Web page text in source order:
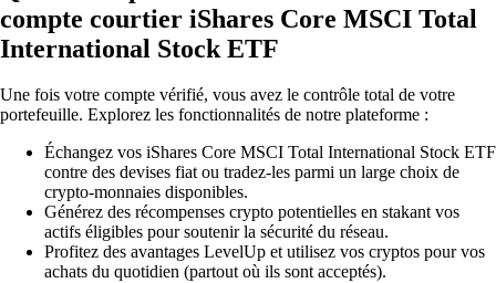
compte courtier iShares Core MSCI Total
International Stock ETF
Une fois votre compte vérifié, vous avez le contrôle total de votre
portefeuille. Explorez les fonctionnalités de notre plateforme :
Échangez vos iShares Core MSCI Total International Stock ETF
contre des devises fiat ou tradez-les parmi un large choix de
crypto-monnaies disponibles.
Générez des récompenses crypto potentielles en stakant vos
actifs éligibles pour soutenir la sécurité du réseau.
Profitez des avantages LevelUp et utilisez vos cryptos pour vos
achats du quotidien (partout où ils sont acceptés).